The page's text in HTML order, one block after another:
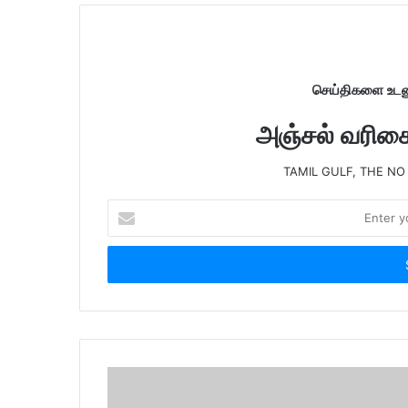
செய்திகளை
அஞ்சல்
TAMIL GULF, THE
t
r
u